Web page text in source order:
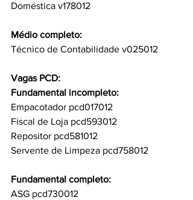
Doméstica v178012
Médio completo:
Técnico de Contabilidade v025012
Vagas PCD:
Fundamental incompleto:
Empacotador pcd017012
Fiscal de Loja pcd593012
Repositor pcd581012
Servente de Limpeza pcd758012
Fundamental completo:
ASG pcd730012